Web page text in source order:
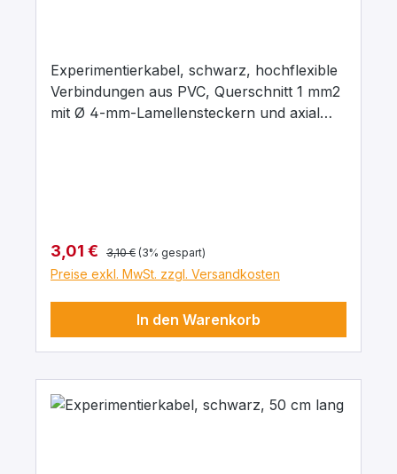
Experimentierkabel, schwarz, hochflexible
Verbindungen aus PVC, Querschnitt 1 mm2
mit Ø 4-mm-Lamellensteckern und axial
mΩ. Arbeitstemperatur -10 … + 70°C.
Verkaufspreis:
3,01 € Regulärer Preis:
3,10 € (3% gespart)
Preise exkl. MwSt. zzgl. Versandkosten
In den Warenkorb